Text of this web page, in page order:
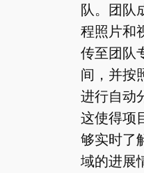
队。团队
程照片和
传至团队
间，并按
进行自动
这使得项
够实时了
域的进展